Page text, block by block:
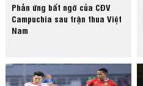
Phản ứng bất ngờ của CĐV
Campuchia sau trận thua Việt
Nam